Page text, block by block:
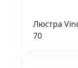
Люстра
70